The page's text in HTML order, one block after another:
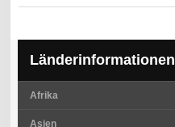
Länderinformationen
Afrika
Asien